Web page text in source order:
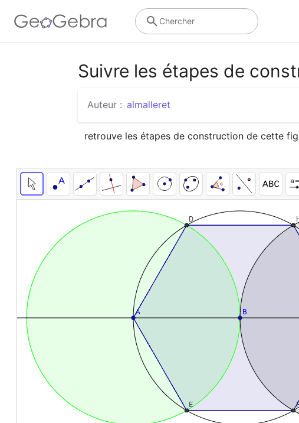
Chercher
Suivre les étapes de
Auteur : almalleret
retrouve les étapes de construction de cette